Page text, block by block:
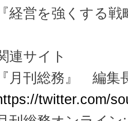
『経営を強くする
連サイト
『月刊総務』 編
twitter.com/